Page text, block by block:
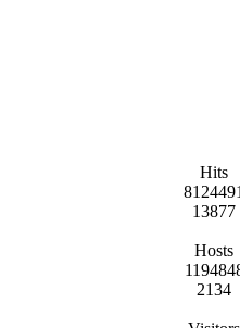
Hits
8124491
13877
Hosts
2134